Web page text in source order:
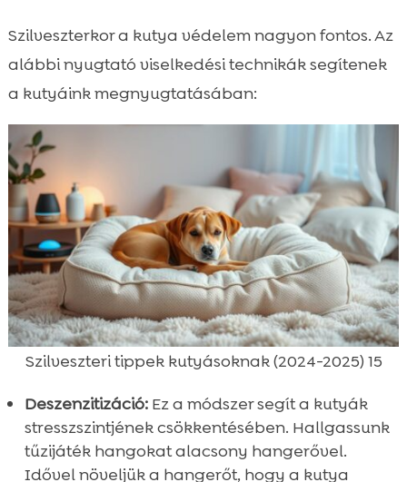
Szilveszterkor a kutya védelem nagyon fontos. Az
alábbi nyugtató viselkedési technikák segítenek
a kutyáink megnyugtatásában:
Szilveszteri tippek kutyásoknak (2024-2025) 15
Deszenzitizáció:Ez a módszer segít a kutyák
stresszszintjének csökkentésében. Hallgassunk
tűzijáték hangokat alacsony hangerővel.
Idővel növeljük a hangerőt, hogy a kutya